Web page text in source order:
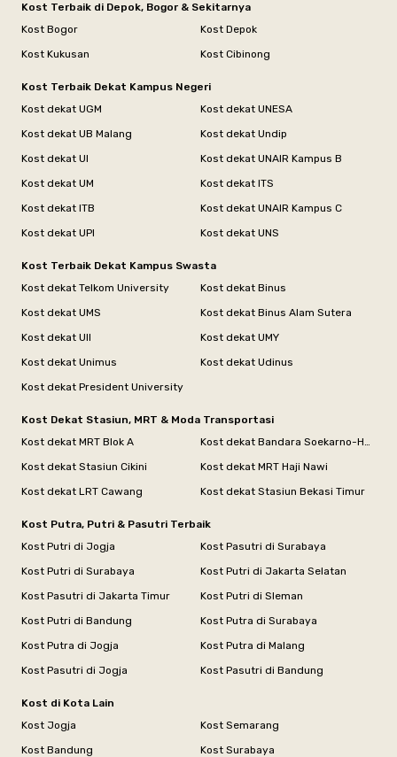
Kost Terbaik di Depok, Bogor & Sekitarnya
Kost Bogor
Kost Depok
Kost Kukusan
Kost Cibinong
Kost Terbaik Dekat Kampus Negeri
Kost dekat UGM
Kost dekat UNESA
Kost dekat UB Malang
Kost dekat Undip
Kost dekat UI
Kost dekat UNAIR Kampus B
Kost dekat UM
Kost dekat ITS
Kost dekat ITB
Kost dekat UNAIR Kampus C
Kost dekat UPI
Kost dekat UNS
Kost Terbaik Dekat Kampus Swasta
Kost dekat Telkom University
Kost dekat Binus
Kost dekat UMS
Kost dekat Binus Alam Sutera
Kost dekat UII
Kost dekat UMY
Kost dekat Unimus
Kost dekat Udinus
Kost dekat President University
Kost Dekat Stasiun, MRT & Moda Transportasi
Kost dekat MRT Blok A
Kost dekat Bandara Soekarno-Hatta
Kost dekat Stasiun Cikini
Kost dekat MRT Haji Nawi
Kost dekat LRT Cawang
Kost dekat Stasiun Bekasi Timur
Kost Putra, Putri & Pasutri Terbaik
Kost Putri di Jogja
Kost Pasutri di Surabaya
Kost Putri di Surabaya
Kost Putri di Jakarta Selatan
Kost Pasutri di Jakarta Timur
Kost Putri di Sleman
Kost Putri di Bandung
Kost Putra di Surabaya
Kost Putra di Jogja
Kost Putra di Malang
Kost Pasutri di Jogja
Kost Pasutri di Bandung
Kost di Kota Lain
Kost Jogja
Kost Semarang
Kost Bandung
Kost Surabaya